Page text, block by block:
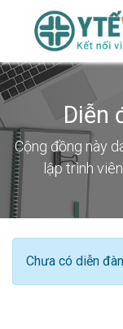
Diễn
Cộng đồng này
lập trình
Chưa có diễn